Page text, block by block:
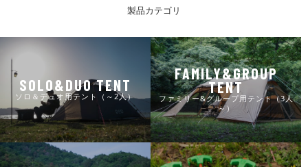
製品カテゴリ
SOLO&DUO TENT
ソロ＆デュオ用テント（～2人）
FAMILY&GROUP
TENT
ファミリー&グループ用テント（3人
～）